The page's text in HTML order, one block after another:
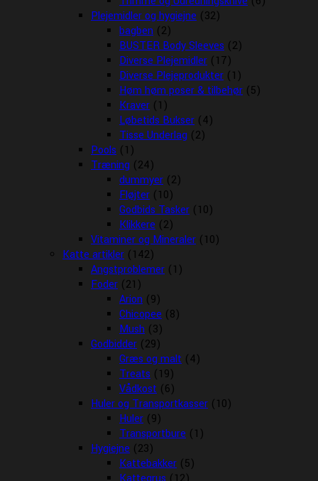
Plejemidler og hygiejne (32)
bagben (2)
BUSTER Body Sleeves (2)
Diverse Plejemidler (17)
Diverse Plejeprodukter (1)
Høm høm poser & tilbehør (5)
Kraver (1)
Løbetids Bukser (4)
Tisse Underlag (2)
Pools (1)
Træning (24)
dummyer (2)
Fløjter (10)
Godbids Tasker (10)
Klikkere (2)
Vitaminer og Mineraler (10)
Katte artikler (142)
Angstproblemer (1)
Foder (21)
Arion (9)
Chicopee (8)
Mush (3)
Godbidder (29)
Græs og malt (4)
Treats (19)
Vådkost (6)
Huler og Transportkasser (10)
Huler (9)
Transportbure (1)
Hygiejne (23)
Kattebakker (5)